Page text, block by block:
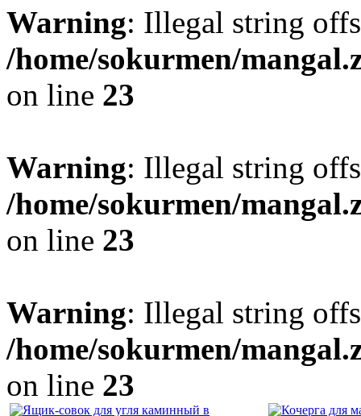
Warning: Illegal string
/home/sokurmen/
on line 23
Warning: Illegal string
/home/sokurmen/
on line 23
Warning: Illegal string
/home/sokurmen/
on line 23